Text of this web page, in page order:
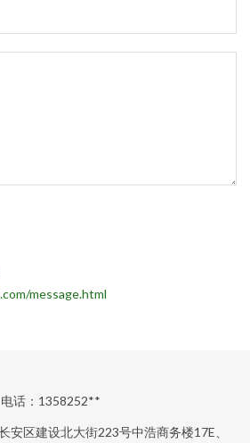
message.html
电话：1358252**
安区建设北大街223号中浩商务楼17E、